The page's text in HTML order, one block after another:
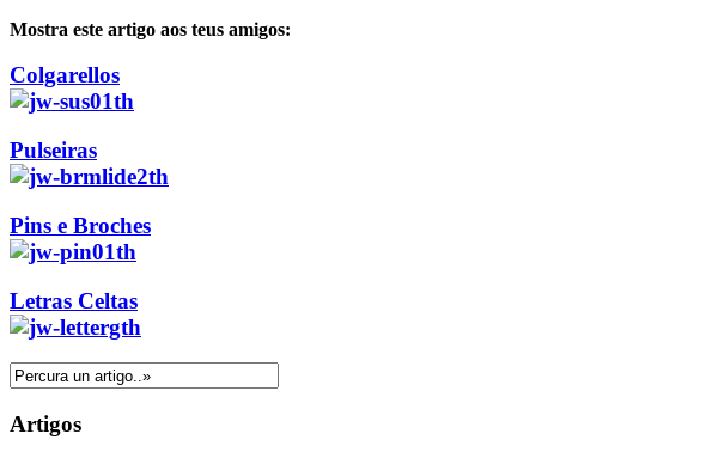
Mostra este artigo aos teus amigos:
Colgarellos
Pulseiras
Pins e Broches
Letras Celtas
Artigos